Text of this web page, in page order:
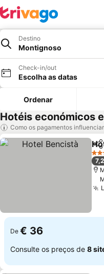
Destino
Montignoso
Check-in/out
Escolha as datas
Ordenar
Hotéis económicos
Como os pagamentos
3
7,2
De € 36
Consulte os preços de 8